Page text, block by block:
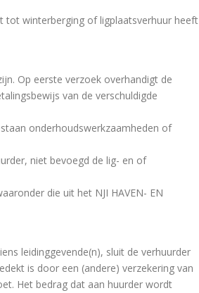
tot winterberging of ligplaatsverhuur heeft
Op eerste verzoek overhandigt de
van de verschuldigde
onderhoudswerkzaamheden of
niet bevoegd de lig- en of
die uit het NJI HAVEN- EN
leidinggevende(n), sluit de verhuurder
is door een (andere) verzekering van
Het bedrag dat aan huurder wordt